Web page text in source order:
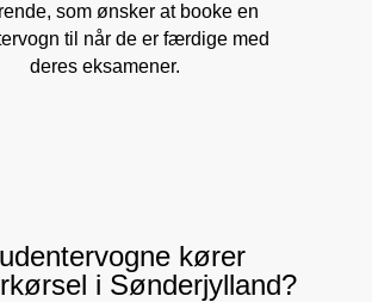
som ønsker at booke en
til når de er færdige med
deres eksamener.
kører
i Sønderjylland?